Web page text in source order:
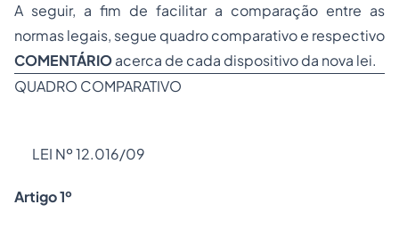
A seguir, a fim de facilitar a comparação entre as
normas legais, segue quadro comparativo e respectivo
COMENTÁRIOacerca de cada dispositivo da nova lei.
QUADRO COMPARATIVO
LEI Nº 12.016/09
Artigo 1º